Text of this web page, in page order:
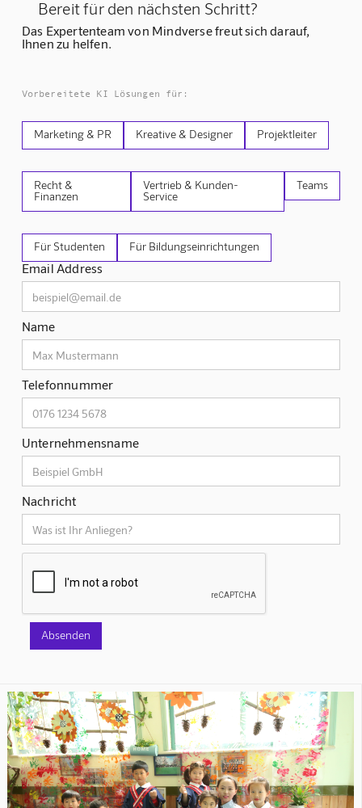
Bereit für den nächsten Schritt?
Das Expertenteam von Mindverse freut sich darauf,
Ihnen zu helfen.
Vorbereitete KI Lösungen für:
Marketing & PR Kreative & Designer Projektleiter
Recht &
Finanzen
Vertrieb & Kunden-
Service
Teams
Für Studenten Für Bildungseinrichtungen
Email Address
Name
Telefonnummer
Unternehmensname
Nachricht